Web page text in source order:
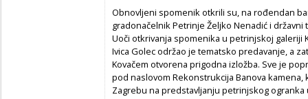
Obnovljeni spomenik otkrili su, na rođendan
gradonačelnik Petrinje Željko Nenadić i
Uoči otkrivanja spomenika u petrinjskoj
Ivica Golec održao je tematsko predavanje, a
Kovačem otvorena prigodna izložba. Sve je
pod naslovom Rekonstrukcija Banova
Zagrebu na predstavljanju petrinjskog ogranka